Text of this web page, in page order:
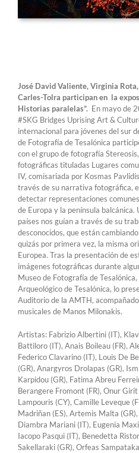
José David Valiente, Virginia
Carles-Tolra participan en la
Historias paralelas”. En mayo de
#SKG Bridges Uprising Art &
internacional para jóvenes del sur
de Fotografía de Tesalónica
con el grupo de fotografía
fotográficas tituladas Lugares
IV, comisariada por Kosmas
través de su narrativa fotográfica,
detectar representaciones
de Europa y la península
países nos guían a través de su
desconocidos, que están
quizás por primera vez, la misma
Europea. Tras la presentación de
imágenes fotográficas durante
Museo de Fotografía de
Arqueológico de Tesalónica, lo
Auditorio de la AMTH,
musicales de Manos Milonakis.
Artistas: Fabrizio Albertini (IT),
Battiloro (IT), Anais Boileau (FR),
Federico Clavarino (IT), Louis De
(GR), Anargyros Drolapas (GR),
Karpidou (GR), Fatima Abreu
Berangere Fromont (FR), Onur
Lampouris (CY), Camille Leveque
Madriñan (ES), Artemis Malta
Diambra Mariani (IT), Eugenia
Iacopo Pasqui (IT), Benedetta
Sakellaraki (GR), Orfeas